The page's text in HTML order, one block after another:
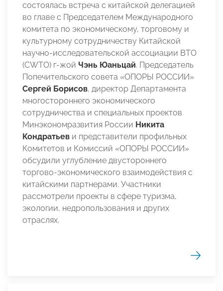
состоялась встреча с китайской делегацией
во главе с Председателем Международного
комитета по экономическому, торговому и
культурному сотрудничеству Китайской
научно-исследовательской ассоциации ВТО
(CWTO) г-жой Чэнь Юаньцай. Председатель
Попечительского совета «ОПОРЫ РОССИИ»
Сергей Борисов, директор Департамента
многостороннего экономического
сотрудничества и специальных проектов
Минэкономразвития России Никита
Кондратьев и представители профильных
Комитетов и Комиссий «ОПОРЫ РОССИИ»
обсудили углубление двустороннего
торгово-экономического взаимодействия с
китайскими партнерами. Участники
рассмотрели проекты в сфере туризма,
экологии, недропользования и других
отраслях.